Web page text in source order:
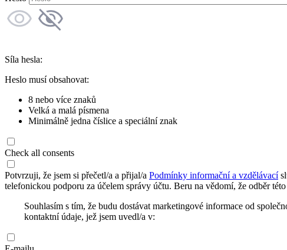
Síla hesla:
Heslo musí obsahovat:
8 nebo více znaků
Velká a malá písmena
Minimálně jedna číslice a speciální znak
Check all consents
Potvrzuji, že jsem si přečetl/a a přijal/a Podmínky informační a vzdělávací
telefonickou podporu za účelem správy účtu. Beru na vědomí, že odběr
Souhlasím s tím, že budu dostávat marketingové informace od
kontaktní údaje, jež jsem uvedl/a v: